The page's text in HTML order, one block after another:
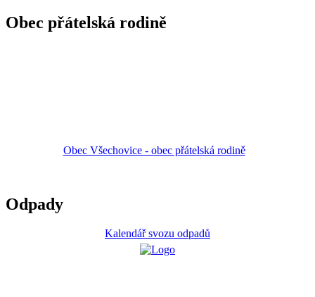
Obec přátelská rodině
Obec Všechovice - obec přátelská rodině
Odpady
Kalendář svozu odpadů